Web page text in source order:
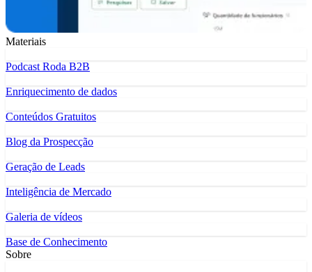
Materiais
Podcast Roda B2B
Enriquecimento de dados
Conteúdos Gratuitos
Blog da Prospecção
Geração de Leads
Inteligência de Mercado
Galeria de vídeos
Base de Conhecimento
Sobre